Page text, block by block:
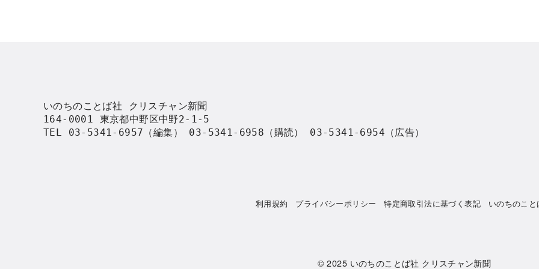
いのちのことば社 クリスチャン新聞
164-0001 東京都中野区中野2-1-5
TEL 03-5341-6957（編集） 03-5341-6958（購読） 03-5341-6954（広告）
利用規約 プライバシーポリシー 特定商取引法に基づく表記 いのちのこと
© 2025 いのちのことば社 クリスチャン新聞